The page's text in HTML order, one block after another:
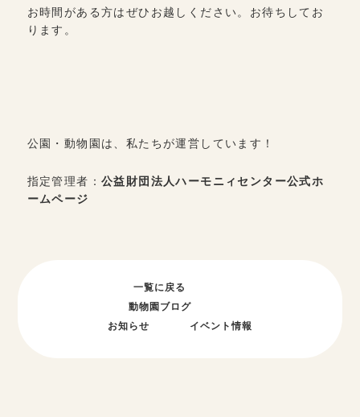
お時間がある方はぜひお越しください。お待ちしてお
ります。
公園・動物園は、私たちが運営しています！
指定管理者： 公益財団法人ハーモニィセンター公式ホ
ームページ
一覧に戻る
動物園ブログ
お知らせ
イベント情報